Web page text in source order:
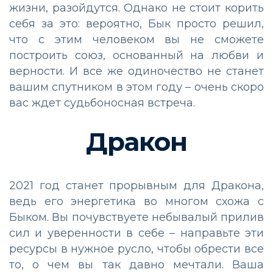
жизни, разойдутся. Однако не стоит корить
себя за это: вероятно, Бык просто решил,
что с этим человеком вы не сможете
построить союз, основанный на любви и
верности. И все же одиночество не станет
вашим спутником в этом году – очень скоро
вас ждет судьбоносная встреча.
Дракон
2021 год станет прорывным для Дракона,
ведь его энергетика во многом схожа с
Быком. Вы почувствуете небывалый прилив
сил и уверенности в себе – направьте эти
ресурсы в нужное русло, чтобы обрести все
то, о чем вы так давно мечтали. Ваша